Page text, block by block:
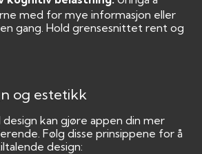
med for mye informasjon eller
gang. Hold grensesnittet rent og
og estetikk
design kan gjøre appen din mer
Følg disse prinsippene for å
design: